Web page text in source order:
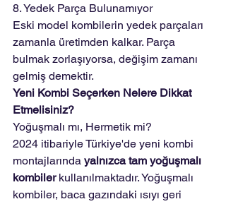
8. Yedek Parça Bulunamıyor
Eski model kombilerin yedek parçaları
zamanla üretimden kalkar. Parça
bulmak zorlaşıyorsa, değişim zamanı
gelmiş demektir.
Yeni Kombi Seçerken Nelere Dikkat
Etmelisiniz?
Yoğuşmalı mı, Hermetik mi?
2024 itibariyle Türkiye'de yeni kombi
montajlarında yalnızca tam yoğuşmalı
kombiler kullanılmaktadır. Yoğuşmalı
kombiler, baca gazındaki ısıyı geri